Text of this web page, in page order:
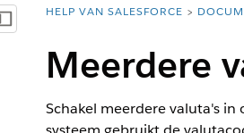
Inhoudsopgave weergeven
U bent hier:
HELP VAN SALESFORCE
Meerdere
Schakel meerdere valuta's